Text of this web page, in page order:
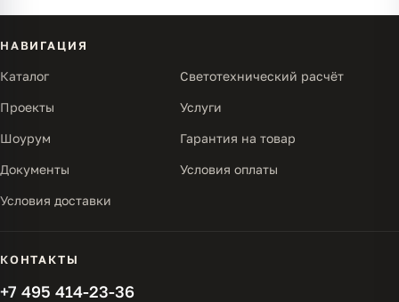
НАВИГАЦИЯ
Каталог Светотехнический расчёт
Проекты Услуги
Шоурум Гарантия на товар
Документы Условия оплаты
Условия доставки
КОНТАКТЫ
+7 495 414-23-36